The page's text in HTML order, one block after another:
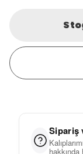
Sipariş